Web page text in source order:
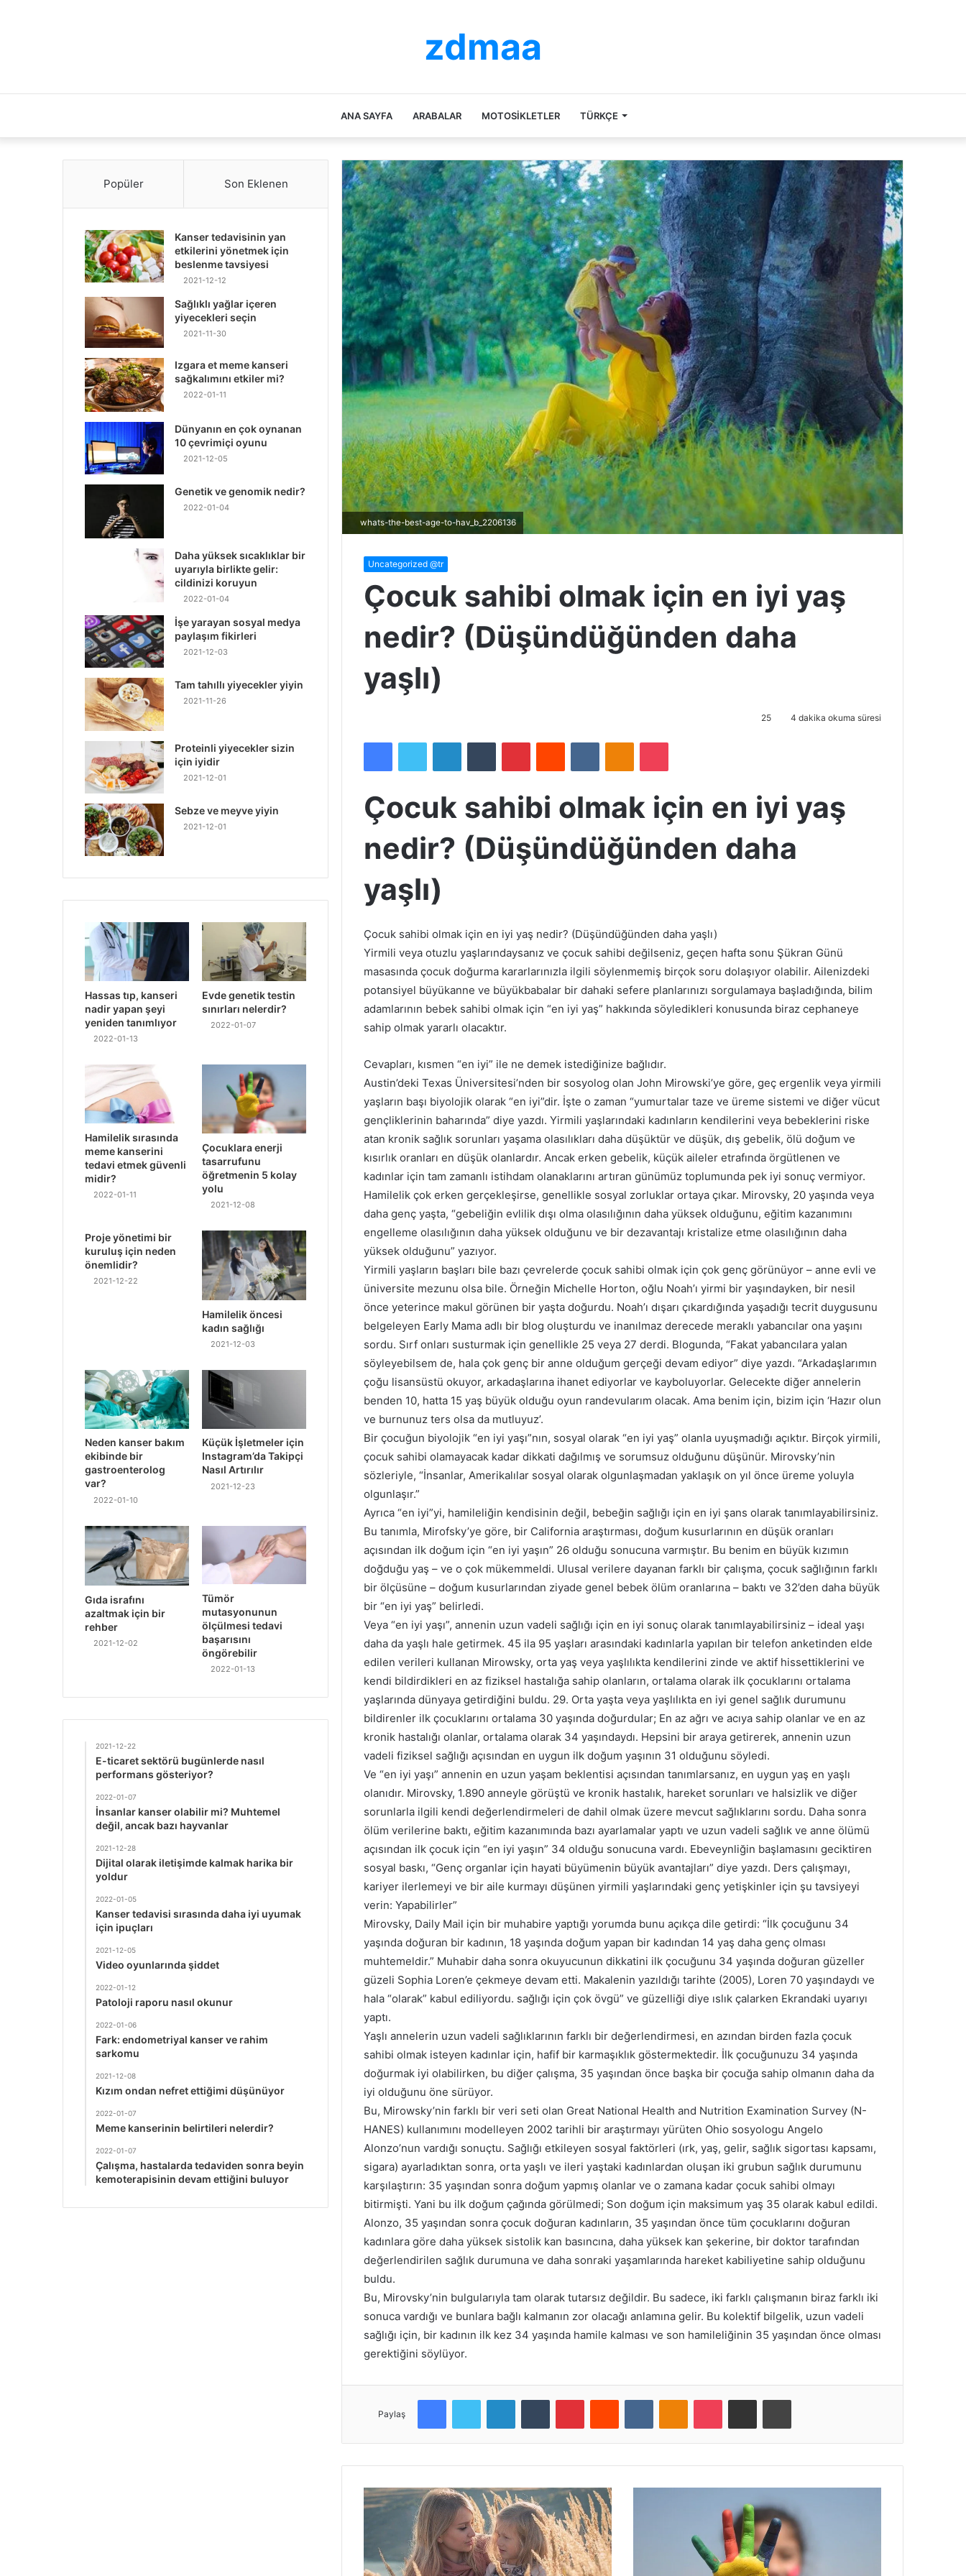
zdmaa
ANA SAYFA ARABALAR MOTOSIKLETLER TÜRKÇE
whats-the-best-age-to-hav_b_2206136
Uncategorized @tr
Çocuk sahibi olmak için en iyi yaş
nedir? (Düşündüğünden daha
yaşlı)
25 4 dakika okuma süresi
Çocuk sahibi olmak için en iyi yaş
nedir? (Düşündüğünden daha
yaşlı)
Çocuk sahibi olmak için en iyi yaş nedir? (Düşündüğünden daha yaşlı)
Yirmili veya otuzlu yaşlarındaysanız ve çocuk sahibi değilseniz, geçen hafta sonu Şükran Günü
masasında çocuk doğurma kararlarınızla ilgili söylenmemiş birçok soru dolaşıyor olabilir. Ailenizdeki
potansiyel büyükanne ve büyükbabalar bir dahaki sefere planlarınızı sorgulamaya başladığında, bilim
adamlarının bebek sahibi olmak için “en iyi yaş” hakkında söyledikleri konusunda biraz cephaneye
sahip olmak yararlı olacaktır.
Cevapları, kısmen “en iyi” ile ne demek istediğinize bağlıdır.
Austin’deki Texas Üniversitesi’nden bir sosyolog olan John Mirowski’ye göre, geç ergenlik veya yirmili
yaşların başı biyolojik olarak “en iyi”dir. İşte o zaman “yumurtalar taze ve üreme sistemi ve diğer vücut
gençliklerinin baharında” diye yazdı. Yirmili yaşlarındaki kadınların kendilerini veya bebeklerini riske
atan kronik sağlık sorunları yaşama olasılıkları daha düşüktür ve düşük, dış gebelik, ölü doğum ve
kısırlık oranları en düşük olanlardır. Ancak erken gebelik, küçük aileler etrafında örgütlenen ve
kadınlar için tam zamanlı istihdam olanaklarını artıran günümüz toplumunda pek iyi sonuç vermiyor.
Hamilelik çok erken gerçekleşirse, genellikle sosyal zorluklar ortaya çıkar. Mirovsky, 20 yaşında veya
daha genç yaşta, “gebeliğin evlilik dışı olma olasılığının daha yüksek olduğunu, eğitim kazanımını
engelleme olasılığının daha yüksek olduğunu ve bir dezavantajı kristalize etme olasılığının daha
yüksek olduğunu” yazıyor.
Yirmili yaşların başları bile bazı çevrelerde çocuk sahibi olmak için çok genç görünüyor – anne evli ve
üniversite mezunu olsa bile. Örneğin Michelle Horton, oğlu Noah’ı yirmi bir yaşındayken, bir nesil
önce yeterince makul görünen bir yaşta doğurdu. Noah’ı dışarı çıkardığında yaşadığı tecrit duygusunu
belgeleyen Early Mama adlı bir blog oluşturdu ve inanılmaz derecede meraklı yabancılar ona yaşını
sordu. Sırf onları susturmak için genellikle 25 veya 27 derdi. Blogunda, “Fakat yabancılara yalan
söyleyebilsem de, hala çok genç bir anne olduğum gerçeği devam ediyor” diye yazdı. “Arkadaşlarımın
çoğu lisansüstü okuyor, arkadaşlarına ihanet ediyorlar ve kayboluyorlar. Gelecekte diğer annelerin
benden 10, hatta 15 yaş büyük olduğu oyun randevularım olacak. Ama benim için, bizim için ‘Hazır olun
ve burnunuz ters olsa da mutluyuz’.
Bir çocuğun biyolojik “en iyi yaşı”nın, sosyal olarak “en iyi yaş” olanla uyuşmadığı açıktır. Birçok yirmili,
çocuk sahibi olamayacak kadar dikkati dağılmış ve sorumsuz olduğunu düşünür. Mirovsky’nin
sözleriyle, “İnsanlar, Amerikalılar sosyal olarak olgunlaşmadan yaklaşık on yıl önce üreme yoluyla
olgunlaşır.”
Ayrıca “en iyi”yi, hamileliğin kendisinin değil, bebeğin sağlığı için en iyi şans olarak tanımlayabilirsiniz.
Bu tanımla, Mirofsky’ye göre, bir California araştırması, doğum kusurlarının en düşük oranları
açısından ilk doğum için “en iyi yaşın” 26 olduğu sonucuna varmıştır. Bu benim en büyük kızımın
doğduğu yaş – ve o çok mükemmeldi. Ulusal verilere dayanan farklı bir çalışma, çocuk sağlığının farklı
bir ölçüsüne – doğum kusurlarından ziyade genel bebek ölüm oranlarına – baktı ve 32’den daha büyük
bir “en iyi yaş” belirledi.
Veya “en iyi yaşı”, annenin uzun vadeli sağlığı için en iyi sonuç olarak tanımlayabilirsiniz – ideal yaşı
daha da yaşlı hale getirmek. 45 ila 95 yaşları arasındaki kadınlarla yapılan bir telefon anketinden elde
edilen verileri kullanan Mirowsky, orta yaş veya yaşlılıkta kendilerini zinde ve aktif hissettiklerini ve
kendi bildirdikleri en az fiziksel hastalığa sahip olanların, ortalama olarak ilk çocuklarını ortalama
yaşlarında dünyaya getirdiğini buldu. 29. Orta yaşta veya yaşlılıkta en iyi genel sağlık durumunu
bildirenler ilk çocuklarını ortalama 30 yaşında doğurdular; En az ağrı ve acıya sahip olanlar ve en az
kronik hastalığı olanlar, ortalama olarak 34 yaşındaydı. Hepsini bir araya getirerek, annenin uzun
vadeli fiziksel sağlığı açısından en uygun ilk doğum yaşının 31 olduğunu söyledi.
Ve “en iyi yaşı” annenin en uzun yaşam beklentisi açısından tanımlarsanız, en uygun yaş en yaşlı
olanıdır. Mirovsky, 1.890 anneyle görüştü ve kronik hastalık, hareket sorunları ve halsizlik ve diğer
sorunlarla ilgili kendi değerlendirmeleri de dahil olmak üzere mevcut sağlıklarını sordu. Daha sonra
ölüm verilerine baktı, eğitim kazanımında bazı ayarlamalar yaptı ve uzun vadeli sağlık ve anne ölümü
açısından ilk çocuk için “en iyi yaşın” 34 olduğu sonucuna vardı. Ebeveynliğin başlamasını geciktiren
sosyal baskı, “Genç organlar için hayati büyümenin büyük avantajları” diye yazdı. Ders çalışmayı,
kariyer ilerlemeyi ve bir aile kurmayı düşünen yirmili yaşlarındaki genç yetişkinler için şu tavsiyeyi
verin: Yapabilirler”
Mirovsky, Daily Mail için bir muhabire yaptığı yorumda bunu açıkça dile getirdi: “İlk çocuğunu 34
yaşında doğuran bir kadının, 18 yaşında doğum yapan bir kadından 14 yaş daha genç olması
muhtemeldir.” Muhabir daha sonra okuyucunun dikkatini ilk çocuğunu 34 yaşında doğuran güzeller
güzeli Sophia Loren’e çekmeye devam etti. Makalenin yazıldığı tarihte (2005), Loren 70 yaşındaydı ve
hala “olarak” kabul ediliyordu. sağlığı için çok övgü” ve güzelliği diye ıslık çalarken Ekrandaki uyarıyı
yaptı.
Yaşlı annelerin uzun vadeli sağlıklarının farklı bir değerlendirmesi, en azından birden fazla çocuk
sahibi olmak isteyen kadınlar için, hafif bir karmaşıklık göstermektedir. İlk çocuğunuzu 34 yaşında
doğurmak iyi olabilirken, bu diğer çalışma, 35 yaşından önce başka bir çocuğa sahip olmanın daha da
iyi olduğunu öne sürüyor.
Bu, Mirowsky’nin farklı bir veri seti olan Great National Health and Nutrition Examination Survey (N-
HANES) kullanımını modelleyen 2002 tarihli bir araştırmayı yürüten Ohio sosyologu Angelo
Alonzo’nun vardığı sonuçtu. Sağlığı etkileyen sosyal faktörleri (ırk, yaş, gelir, sağlık sigortası kapsamı,
sigara) ayarladıktan sonra, orta yaşlı ve ileri yaştaki kadınlardan oluşan iki grubun sağlık durumunu
karşılaştırın: 35 yaşından sonra doğum yapmış olanlar ve o zamana kadar çocuk sahibi olmayı
bitirmişti. Yani bu ilk doğum çağında görülmedi; Son doğum için maksimum yaş 35 olarak kabul edildi.
Alonzo, 35 yaşından sonra çocuk doğuran kadınların, 35 yaşından önce tüm çocuklarını doğuran
kadınlara göre daha yüksek sistolik kan basıncına, daha yüksek kan şekerine, bir doktor tarafından
değerlendirilen sağlık durumuna ve daha sonraki yaşamlarında hareket kabiliyetine sahip olduğunu
buldu.
Bu, Mirovsky’nin bulgularıyla tam olarak tutarsız değildir. Bu sadece, iki farklı çalışmanın biraz farklı iki
sonuca vardığı ve bunlara bağlı kalmanın zor olacağı anlamına gelir. Bu kolektif bilgelik, uzun vadeli
sağlığı için, bir kadının ilk kez 34 yaşında hamile kalması ve son hamileliğinin 35 yaşından önce olması
gerektiğini söylüyor.
Paylaş
Popüler Son Eklenen
Kanser tedavisinin yan
etkilerini yönetmek için
beslenme tavsiyesi
2021-12-12
Sağlıklı yağlar içeren
yiyecekleri seçin
2021-11-30
Izgara et meme kanseri
sağkalımını etkiler mi?
2022-01-11
Dünyanın en çok oynanan
10 çevrimiçi oyunu
2021-12-05
Genetik ve genomik nedir?
2022-01-04
Daha yüksek sıcaklıklar bir
uyarıyla birlikte gelir:
cildinizi koruyun
2022-01-04
İşe yarayan sosyal medya
paylaşım fikirleri
2021-12-03
Tam tahıllı yiyecekler yiyin
2021-11-26
Proteinli yiyecekler sizin
için iyidir
2021-12-01
Sebze ve meyve yiyin
2021-12-01
Hassas tıp, kanseri
nadir yapan şeyi
yeniden tanımlıyor
2022-01-13
Evde genetik testin
sınırları nelerdir?
2022-01-07
Hamilelik sırasında
meme kanserini
tedavi etmek güvenli
midir?
2022-01-11
Çocuklara enerji
tasarrufunu
öğretmenin 5 kolay
yolu
2021-12-08
Proje yönetimi bir
kuruluş için neden
önemlidir?
2021-12-22
Hamilelik öncesi
kadın sağlığı
2021-12-03
Neden kanser bakım
ekibinde bir
gastroenterolog
var?
2022-01-10
Küçük İşletmeler için
Instagram’da Takipçi
Nasıl Artırılır
2021-12-23
Gıda israfını
azaltmak için bir
rehber
2021-12-02
Tümör
mutasyonunun
ölçülmesi tedavi
başarısını
öngörebilir
2022-01-13
2021-12-22
E-ticaret sektörü bugünlerde nasıl
performans gösteriyor?
2022-01-07
İnsanlar kanser olabilir mi? Muhtemel
değil, ancak bazı hayvanlar
2021-12-28
Dijital olarak iletişimde kalmak harika bir
yoldur
2022-01-05
Kanser tedavisi sırasında daha iyi uyumak
için ipuçları
2021-12-05
Video oyunlarında şiddet
2022-01-12
Patoloji raporu nasıl okunur
2022-01-06
Fark: endometriyal kanser ve rahim
sarkomu
2021-12-08
Kızım ondan nefret ettiğimi düşünüyor
2022-01-07
Meme kanserinin belirtileri nelerdir?
2022-01-07
Çalışma, hastalarda tedaviden sonra beyin
kemoterapisinin devam ettiğini buluyor